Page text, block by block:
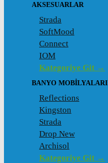
AKSESUARLAR
Strada
SoftMood
Connect
IOM
Kategoriye Git →
BANYO MOBILYALARI
Reflections
Kingston
Strada
Drop New
Archisol
Kategoriye Git →